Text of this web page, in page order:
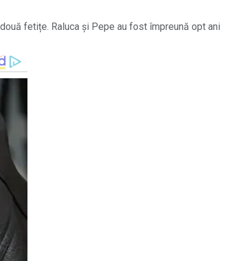
fetițe. Raluca și Pepe au fost împreună opt ani